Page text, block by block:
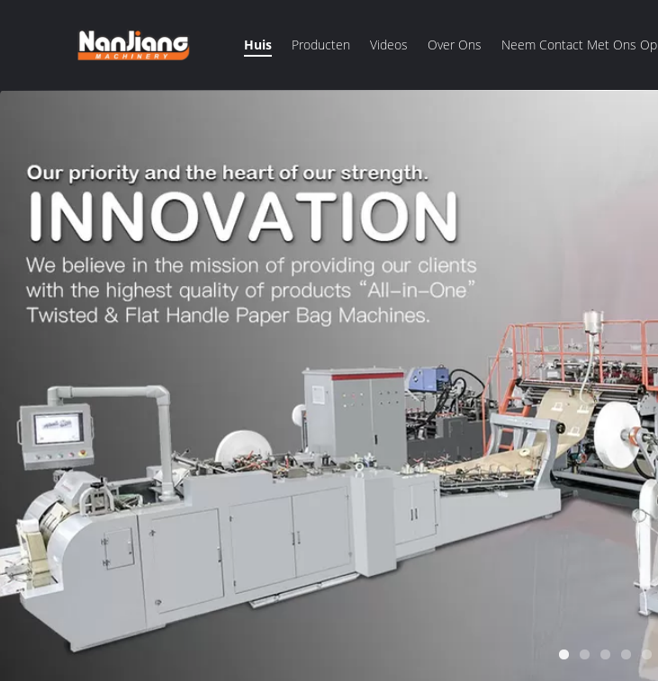
Huis Producten Videos Over Ons Neem Contact Met Ons Op